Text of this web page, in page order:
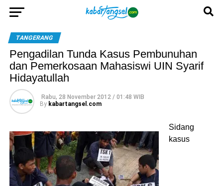
TANGERANG
Pengadilan Tunda Kasus Pembunuhan
dan Pemerkosaan Mahasiswi UIN Syarif
Hidayatullah
Rabu, 28 November 2012 / 01:48 WIB
By kabartangsel.com
Sidang
kasus